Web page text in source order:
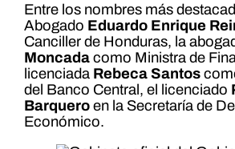
Entre los nombres más
Abogado Eduardo Enrique
Canciller de Honduras, la
Moncadacomo Ministra de
licenciada Rebeca Santos
del Banco Central, el licenciado
Barquero en la Secretaría de
Económico.